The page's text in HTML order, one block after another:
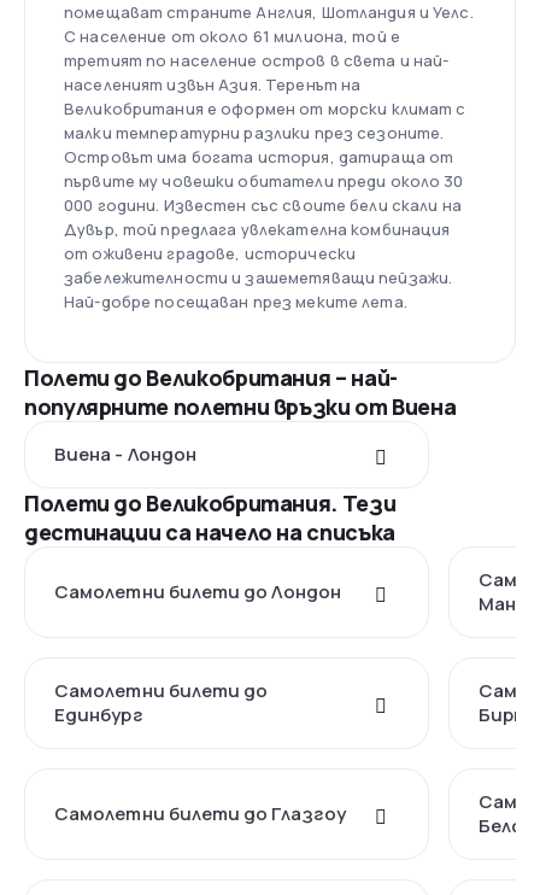
помещават страните Англия, Шотландия и Уелс.
С население от около 61 милиона, той е
третият по население остров в света и най-
населеният извън Азия. Теренът на
Великобритания е оформен от морски климат с
малки температурни разлики през сезоните.
Островът има богата история, датираща от
първите му човешки обитатели преди около 30
000 години. Известен със своите бели скали на
Дувър, той предлага увлекателна комбинация
от оживени градове, исторически
забележителности и зашеметяващи пейзажи.
Най-добре посещаван през меките лета.
Полети до Великобритания – най-
популярните полетни връзки от Виена
Виена - Лондон
Полети до Великобритания. Тези
дестинации са начело на списъка
Самолетни билети до Лондон
Самолетни билети до
Единбург
Самолетни билети до Глазгоу